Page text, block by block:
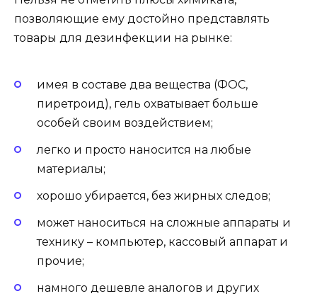
позволяющие ему достойно представлять
товары для дезинфекции на рынке:
имея в составе два вещества (ФОС,
пиретроид), гель охватывает больше
особей своим воздействием;
легко и просто наносится на любые
материалы;
хорошо убирается, без жирных следов;
может наноситься на сложные аппараты и
технику – компьютер, кассовый аппарат и
прочие;
намного дешевле аналогов и других